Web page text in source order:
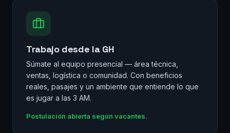
Trabajo desde la GH
Súmate al equipo presencial — área técnica,
ventas, logística o comunidad. Con beneficios
reales, pasajes y un ambiente que entiende lo que
es jugar a las 3 AM.
Postulación abierta según vacantes.